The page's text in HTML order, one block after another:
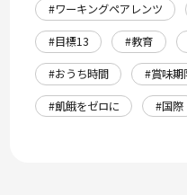
#ワーキングペアレンツ
#目標13
#教育
#おうち時間
#賞味期
#飢餓をゼロに
#国際